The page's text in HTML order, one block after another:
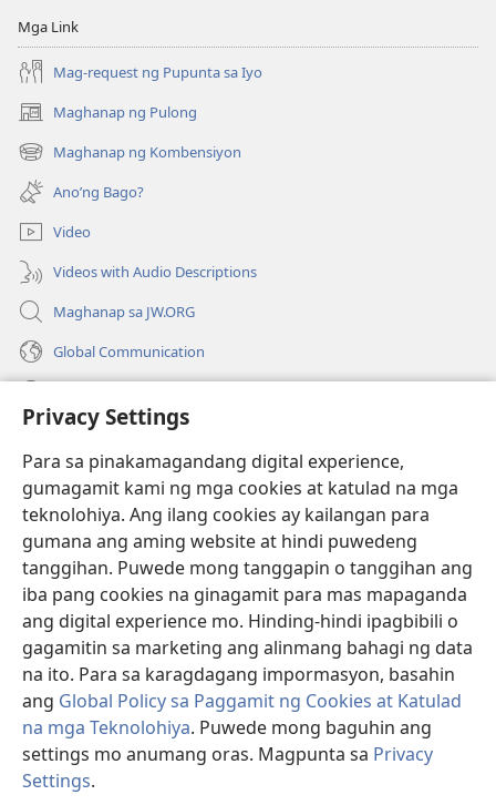
Privacy Settings
Para sa pinakamagandang digital experience,
gumagamit kami ng mga cookies at katulad na mga
teknolohiya. Ang ilang cookies ay kailangan para
gumana ang aming website at hindi puwedeng
tanggihan. Puwede mong tanggapin o tanggihan ang
iba pang cookies na ginagamit para mas mapaganda
ang digital experience mo. Hinding-hindi ipagbibili o
gagamitin sa marketing ang alinmang bahagi ng data
na ito. Para sa karagdagang impormasyon, basahin
ang Global Policy sa Paggamit ng Cookies at Katulad
na mga Teknolohiya. Puwede mong baguhin ang
settings mo anumang oras. Magpunta sa Privacy
Settings.
Mga Link
Mag-request ng Pupunta sa Iyo
Maghanap ng Pulong
(may
bubukas
na
bagong
window)
Maghanap ng Kombensiyon
(may
bubukas
na
bagong
window)
Ano’ng Bago?
Video
Videos with Audio Descriptions
Maghanap sa JW.ORG
Global Communication
(may
na
bagong
window)
Watchtower ONLINE LIBRARY™
(may
bubukas
na
bagong
window)
JW Hub ®
(may
bubukas
bagong
window)
JW Library ®
Watchtower Library®
Copyright
KASUNDUAN SA PAGGAMIT